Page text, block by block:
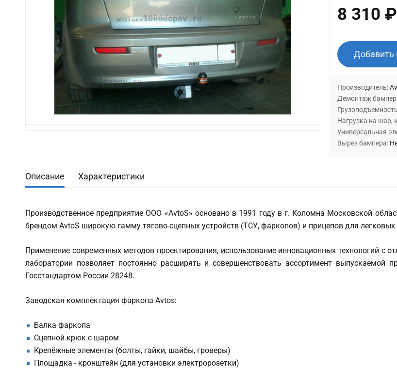
8 310 ₽
Добавить
Производитель:
Демонтаж
Нагрузка на шар,
Универсальная
Вырез бампера:
Описание Характеристики
Производственное предприятие ООО «AvtoS» основано в 1991 году в г. Коломна Московской
брендом AvtoS широкую гамму тягово-сцепных устройств (ТСУ, фаркопов) и прицепов для легковых
Применение современных методов проектирования, использование инновационных технологий с
лаборатории позволяет постоянно расширять и совершенствовать ассортимент выпускаемой
Госстандартом России 28248.
Заводская комплектация фаркопа Avtos:
Балка фаркопа
Сцепной крюк с шаром
Крепёжные элементы (болты, гайки, шайбы, гроверы)
Площадка - кронштейн (для установки электророзетки)